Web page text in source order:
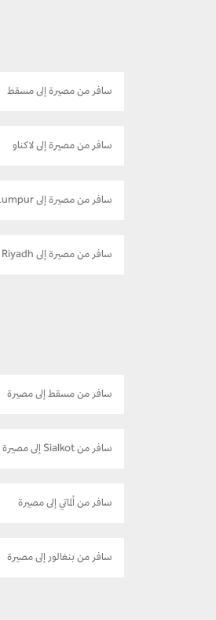
سافر من مصيرة إلى مسقط
سافر من مصيرة إلى لاكناو
سافر من مصيرة إلى Kuala Lumpur
سافر من مصيرة إلى Riyadh
سافر من مسقط إلى مصيرة
سافر من Sialkot إلى مصيرة
سافر من ألماتي إلى مصيرة
سافر من بنغالور إلى مصيرة